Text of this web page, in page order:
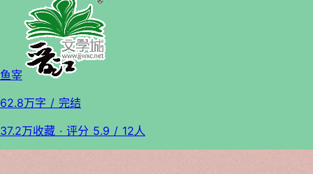
鱼宰
62.8万字 / 完结
37.2万收藏 · 评分 5.9 / 12人